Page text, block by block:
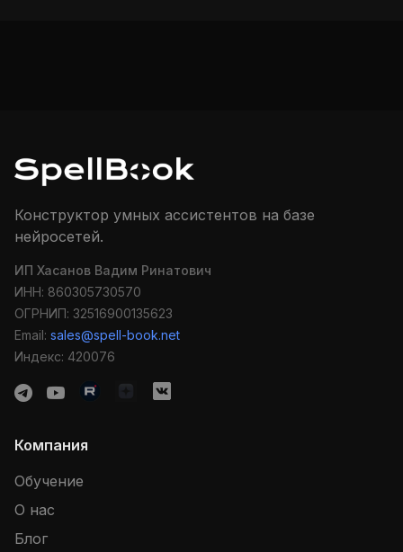
Конструктор умных ассистентов на базе
нейросетей.
ИП Хасанов Вадим Ринатович
ИНН: 860305730570
ОГРНИП: 32516900135623
Email: sales@spell-book.net
Индекс: 420076
Компания
Обучение
О нас
Блог